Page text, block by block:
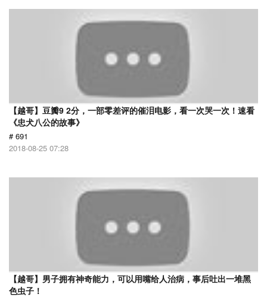
【越哥】豆瓣9 2分，一部零差评的催泪电影，看一次哭一次！速看
《忠犬八公的故事》
# 691
2018-08-25 07:28
【越哥】男子拥有神奇能力，可以用嘴给人治病，事后吐出一堆黑
色虫子！